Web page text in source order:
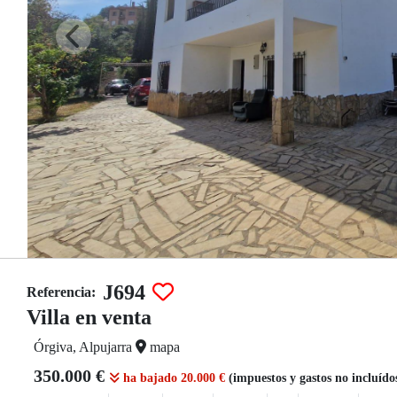
Referencia: J694
Villa en venta
Órgiva, Alpujarra mapa
350.000 € ha bajado 20.000 € (impuestos y gastos no